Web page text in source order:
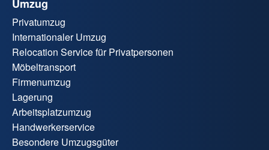
Umzug
Privatumzug
Internationaler Umzug
Relocation Service für Privatpersonen
Möbeltransport
Firmenumzug
Lagerung
Arbeitsplatzumzug
Handwerkerservice
Besondere Umzugsgüter